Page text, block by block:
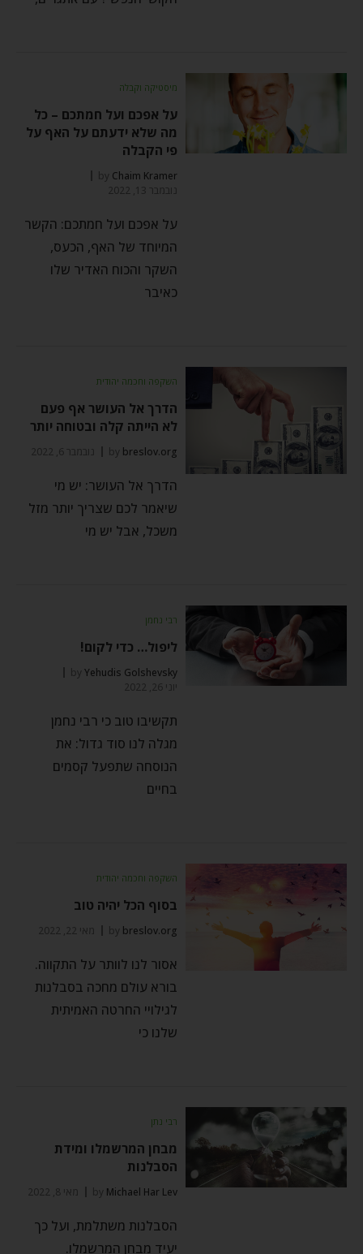
מיסטיקה וקבלה
על אפכם ועל חמתכם – כל
מה שלא ידעתם על האף על
פי הקבלה
by Chaim Kramer
נובמבר 13, 2022
על אפכם ועל חמתכם: הקשר
המיוחד של האף, הכעס,
השקר והכוח האדיר שלו
כאיבר
השקפה וחכמה יהודית
הדרך אל העושר אף פעם
לא הייתה קלה ובטוחה יותר
by breslov.org נובמבר 6, 2022
הדרך אל העושר: יש מי
שיאמר לכם שצריך יותר מזל
משכל, אבל יש מי
רבי נחמן
ליפול… כדי לקום!
byYehudis Golshevsky
יוני 26, 2022
תקשיבו טוב כי רבי נחמן
מגלה לנו סוד גדול: את
הנוסחה שתפעל קסמים
בחיים
השקפה וחכמה יהודית
בסוף הכל יהיה טוב
by breslov.org מאי 22, 2022
אסור לנו לוותר על התקווה.
בורא עולם מחכה בסבלנות
לגילויי החרטה האמיתית
שלנו כי
רבי נתן
מבחן המרשמלו ומידת
הסבלנות
by Michael Har Lev מאי 8, 2022
הסבלנות משתלמת, ועל כך
יעיד מבחן המרשמלו.